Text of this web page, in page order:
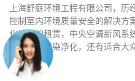
上海舒庭环境工程有限公司，
控制室内环境质量安全的解决方
化设备的租赁，中央空调新风系
菌的抑制污染净化，还有适合
管理。